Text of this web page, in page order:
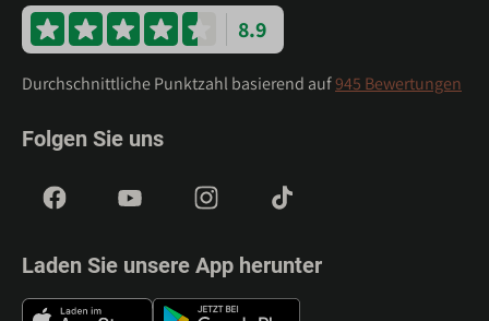
8.9
Durchschnittliche Punktzahl basierend auf945 Bewertungen
Folgen Sie uns
Laden Sie unsere App herunter